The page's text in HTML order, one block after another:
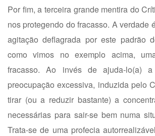
Por fim, a terceira grande mentira do
nos protegendo do fracasso. A verdade
agitação deflagrada por este padrão
como vimos no exemplo acima,
fracasso. Ao invés de ajuda-lo(a)
preocupação excessiva, induzida pelo
tirar (ou a reduzir bastante) a
necessárias para sair-se bem numa
Trata-se de uma profecia